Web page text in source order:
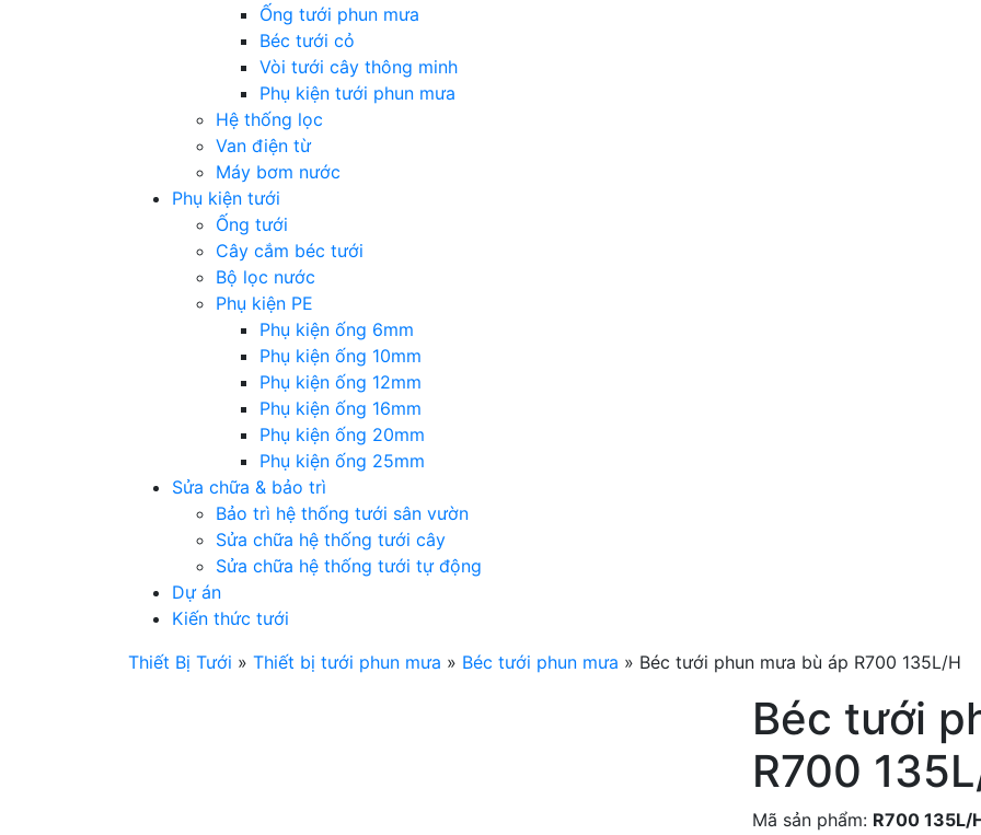
Ống tưới phun mưa
Béc tưới cỏ
Vòi tưới cây thông minh
Phụ kiện tưới phun mưa
Hệ thống lọc
Van điện từ
Máy bơm nước
Phụ kiện tưới
Ống tưới
Cây cắm béc tưới
Bộ lọc nước
Phụ kiện PE
Phụ kiện ống 6mm
Phụ kiện ống 10mm
Phụ kiện ống 12mm
Phụ kiện ống 16mm
Phụ kiện ống 20mm
Phụ kiện ống 25mm
Sửa chữa & bảo trì
Bảo trì hệ thống tưới sân vườn
Sửa chữa hệ thống tưới cây
Sửa chữa hệ thống tưới tự động
Dự án
Kiến thức tưới
Thiết Bị Tưới » Thiết bị tưới phun mưa » Béc tưới phun mưa » Béc tưới phun mưa bù áp R700 135L/H
Béc tưới
R700
Mã sản phẩm: R700 135L/